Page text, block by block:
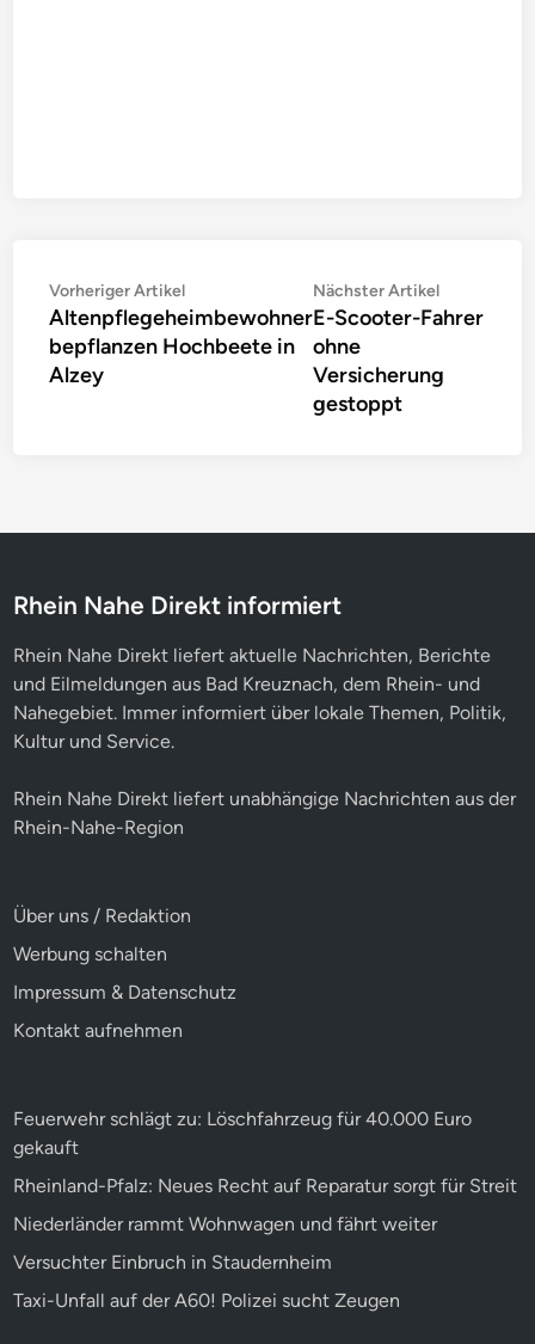
Beitragsnavigation
Vorheriger ArtikelVorheriger
Artikel:
Altenpflegeheimbewohner
bepflanzen Hochbeete in
Alzey
Nächster ArtikelNächster
Artikel:
E-Scooter-Fahrer
ohne
Versicherung
gestoppt
Rhein Nahe Direkt informiert
Rhein Nahe Direkt liefert aktuelle Nachrichten, Berichte
und Eilmeldungen aus Bad Kreuznach, dem Rhein- und
Nahegebiet. Immer informiert über lokale Themen, Politik,
Kultur und Service.
Rhein Nahe Direkt liefert unabhängige Nachrichten aus der
Rhein-Nahe-Region
Über uns / Redaktion
Werbung schalten
Impressum & Datenschutz
Kontakt aufnehmen
Feuerwehr schlägt zu: Löschfahrzeug für 40.000 Euro
gekauft
Rheinland-Pfalz: Neues Recht auf Reparatur sorgt für Streit
Niederländer rammt Wohnwagen und fährt weiter
Versuchter Einbruch in Staudernheim
Taxi-Unfall auf der A60! Polizei sucht Zeugen